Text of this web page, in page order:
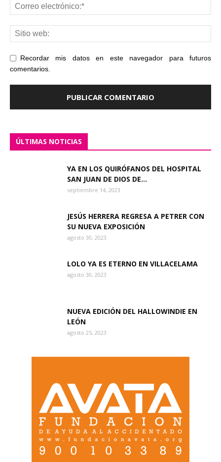
Recordar mis datos en este navegador para futuros
comentarios.
ÚLTIMAS NOTICIAS
YA EN LOS QUIRÓFANOS DEL HOSPITAL
SAN JUAN DE DIOS DE...
septiembre 14, 2023
JESÚS HERRERA REGRESA A PETRER CON
SU NUEVA EXPOSICIÓN
agosto 30, 2023
LOLO YA ES ETERNO EN VILLACELAMA
agosto 30, 2023
NUEVA EDICIÓN DEL HALLOWINDIE EN
LEÓN
agosto 25, 2023